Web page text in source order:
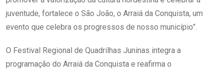
juventude, fortalece o São João, o Arraiá da Conquista, um
evento que celebra os progressos de nosso município”.
O Festival Regional de Quadrilhas Juninas integra a
programação do Arraiá da Conquista e reafirma o